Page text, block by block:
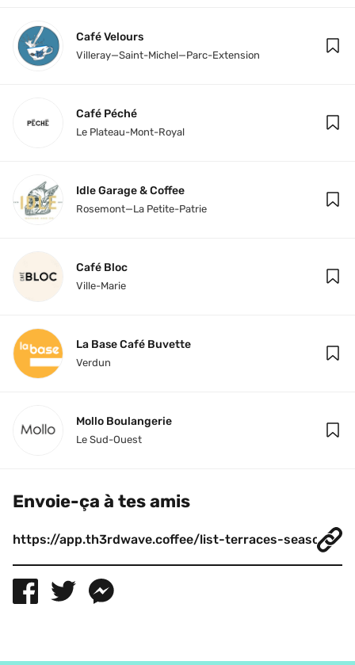
Café Velours
Villeray—Saint-Michel—Parc-Extension
Café Péché
Le Plateau-Mont-Royal
Idle Garage & Coffee
Rosemont—La Petite-Patrie
Café Bloc
Ville-Marie
La Base Café Buvette
Verdun
Mollo Boulangerie
Le Sud-Ouest
Envoie-ça à tes amis